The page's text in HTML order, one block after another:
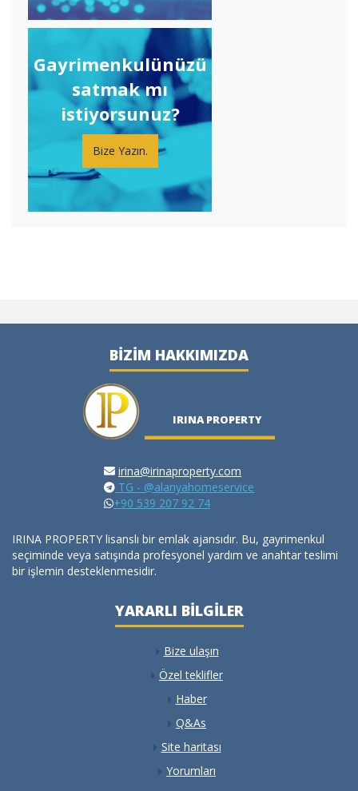
Gayrimenkulünüzü
satmak mı
istiyorsunuz?
Bize Yazın.
BIZIM HAKKIMIZDA
IRINA PROPERTY
irina@irinaproperty.com
TG - @alanyahomeservice
+90 539 207 92 74
IRINA PROPERTY lisanslı bir emlak ajansıdır. Bu, gayrimenkul
seçiminde veya satışında profesyonel yardım ve anahtar teslimi
bir işlemin desteklenmesidir.
YARARLI BILGILER
Bize ulaşın
Özel teklifler
Haber
Q&As
Site haritası
Yorumları